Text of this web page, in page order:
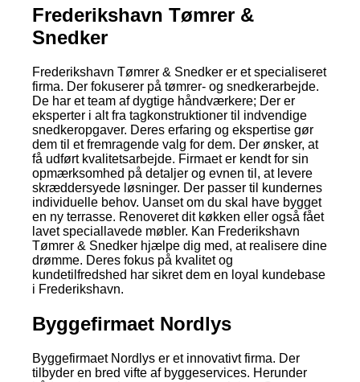
Frederikshavn Tømrer &
Snedker
Frederikshavn Tømrer & Snedker er et specialiseret
firma. Der fokuserer på tømrer- og snedkerarbejde.
De har et team af dygtige håndværkere; Der er
eksperter i alt fra tagkonstruktioner til indvendige
snedkeropgaver. Deres erfaring og ekspertise gør
dem til et fremragende valg for dem. Der ønsker, at
få udført kvalitetsarbejde. Firmaet er kendt for sin
opmærksomhed på detaljer og evnen til, at levere
skræddersyede løsninger. Der passer til kundernes
individuelle behov. Uanset om du skal have bygget
en ny terrasse. Renoveret dit køkken eller også fået
lavet speciallavede møbler. Kan Frederikshavn
Tømrer & Snedker hjælpe dig med, at realisere dine
drømme. Deres fokus på kvalitet og
kundetilfredshed har sikret dem en loyal kundebase
i Frederikshavn.
Byggefirmaet Nordlys
Byggefirmaet Nordlys er et innovativt firma. Der
tilbyder en bred vifte af byggeservices. Herunder